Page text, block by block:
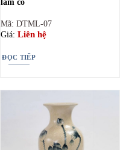
lam cổ
Mã: DTML-07
Giá: Liên hệ
ĐỌC TIẾP